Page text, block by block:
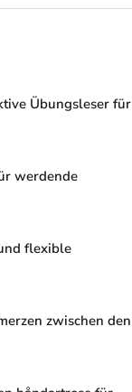
Übungsleser für
werdende
flexible
zwischen den